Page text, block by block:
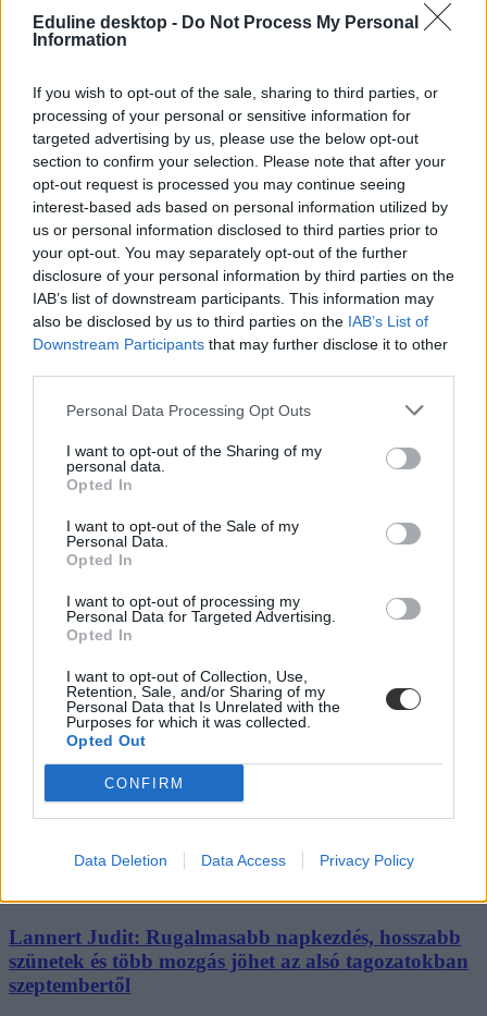
Eduline desktop - Do Not Process My Personal
Information
If you wish to opt-out of the sale, sharing to third parties, or
processing of your personal or sensitive information for
targeted advertising by us, please use the below opt-out
section to confirm your selection. Please note that after your
opt-out request is processed you may continue seeing
interest-based ads based on personal information utilized by
us or personal information disclosed to third parties prior to
your opt-out. You may separately opt-out of the further
disclosure of your personal information by third parties on the
IAB’s list of downstream participants. This information may
also be disclosed by us to third parties on the IAB’s List of
Downstream Participants that may further disclose it to other
Personal Data Processing Opt Outs
I want to opt-out of the Sharing of my
personal data.
Opted In
I want to opt-out of the Sale of my
Personal Data.
Opted In
I want to opt-out of processing my
Personal Data for Targeted Advertising.
Opted In
I want to opt-out of Collection, Use,
Retention, Sale, and/or Sharing of my
Personal Data that Is Unrelated with the
Purposes for which it was collected.
Opted Out
CONFIRM
Data Deletion Data Access Privacy Policy
Mi a baj a 8 osztályos általános iskolával, és mi jöhet
helyette?
A kisiskolák tanárhiánya és a kisgimnáziumok elitképzővé válása
nem elszigetelt hibák, hanem a jelenlegi oktatási szerkezet
„erővonalai”, amelyek a rendszer gyökeres reformjáért kiáltanak Dr.
Gyarmathy Éva klinikai és neveléslélektani szakpszichológus,
egyetemi tanár szerint.
Közoktatás
Dolgoznának az egyetem mellett, mégsem
levelezős hallgatót érinthet a szabály
„Szinte bárhol voltam állásinterjún, mikor megtudták, hogy levelező
tagozatos hallgató vagyok, egyből húzni kezdték a szájukat” –
számolt be tapasztalatairól az Eduline-nak egy egyetemista. Példája
azonban korántsem egyedi: több levelezős hallgató számolt be
hasonló nehézségekről.
Campus life
Kovács Dóri
Eltörölnék a 45 perces iskola-előkészítőt, újra az
óvodák dönthetnének az iskolaérettségről
Megszűnhet a 45 perces iskola-előkészítő foglalkozás, újra az
óvodák dönthetnének az iskolaérettségről, és az oviKRÉTA is
átalakulhat. Többek között ezeket a változtatásokat javasolta az
Oktatási és Gyermekügyi Minisztériumnak a Magyar
Óvodapedagógiai Egyesület.
Közoktatás
Lannert Judit: Rugalmasabb napkezdés, hosszabb
szünetek és több mozgás jöhet az alsó tagozatokban
szeptembertől